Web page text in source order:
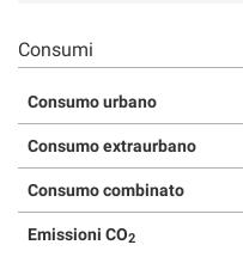
Consumi
Consumo urbano
Consumo extraurbano
Consumo combinato
Emissioni CO2